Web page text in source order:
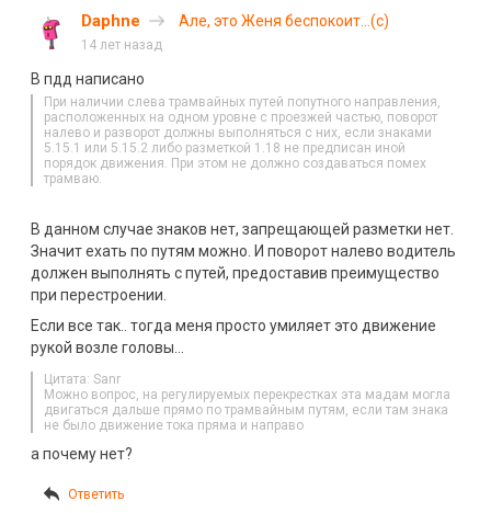
Daphne Але, это Женя беспокоит…(с)
14 лет назад
В пдд написано
При наличии слева трамвайных путей попутного направления,
расположенных на одном уровне с проезжей частью, поворот
налево и разворот должны выполняться с них, если знаками
5.15.1 или 5.15.2 либо разметкой 1.18 не предписан иной
порядок движения. При этом не должно создаваться помех
трамваю.
В данном случае знаков нет, запрещающей разметки нет.
Значит ехать по путям можно. И поворот налево водитель
должен выполнять с путей, предоставив преимущество
при перестроении.
Если все так.. тогда меня просто умиляет это движение
рукой возле головы…
Цитата: Sanr
Можно вопрос, на регулируемых перекрестках эта мадам могла
двигаться дальше прямо по трамвайным путям, если там знака
не было движение тока пряма и направо
а почему нет?
Ответить